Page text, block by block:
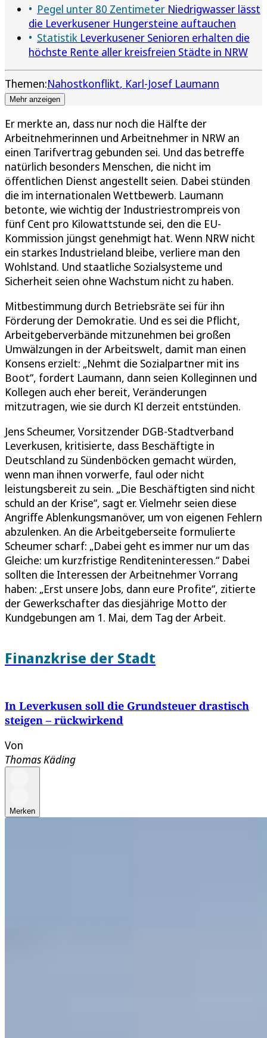
Pegel unter 80 Zentimeter Niedrigwasser lässt
die Leverkusener Hungersteine auftauchen
Statistik Leverkusener Senioren erhalten die
höchste Rente aller kreisfreien Städte in NRW
Themen:Nahostkonflikt Karl-Josef Laumann
Mehr anzeigen
Er merkte an, dass nur noch die Hälfte der
Arbeitnehmerinnen und Arbeitnehmer in NRW an
einen Tarifvertrag gebunden sei. Und das betreffe
natürlich besonders Menschen, die nicht im
öffentlichen Dienst angestellt seien. Dabei stünden
die im internationalen Wettbewerb. Laumann
betonte, wie wichtig der Industriestrompreis von
fünf Cent pro Kilowattstunde sei, den die EU-
Kommission jüngst genehmigt hat. Wenn NRW nicht
ein starkes Industrieland bleibe, verliere man den
Wohlstand. Und staatliche Sozialsysteme und
Sicherheit seien ohne Wachstum nicht zu haben.
Mitbestimmung durch Betriebsräte sei für ihn
Förderung der Demokratie. Und es sei die Pflicht,
Arbeitgeberverbände mitzunehmen bei großen
Umwälzungen in der Arbeitswelt, damit man einen
Konsens erzielt: „Nehmt die Sozialpartner mit ins
Boot“, fordert Laumann, dann seien Kolleginnen und
Kollegen auch eher bereit, Veränderungen
mitzutragen, wie sie durch KI derzeit entstünden.
Jens Scheumer, Vorsitzender DGB-Stadtverband
Leverkusen, kritisierte, dass Beschäftigte in
Deutschland zu Sündenböcken gemacht würden,
wenn man ihnen vorwerfe, faul oder nicht
leistungsbereit zu sein. „Die Beschäftigten sind nicht
schuld an der Krise“, sagt er. Vielmehr seien diese
Angriffe Ablenkungsmanöver, um von eigenen Fehlern
abzulenken. An die Arbeitgeberseite formulierte
Scheumer scharf: „Dabei geht es immer nur um das
Gleiche: um kurzfristige Renditeninteressen.“ Dabei
sollten die Interessen der Arbeitnehmer Vorrang
haben: „Erst unsere Jobs, dann eure Profite“, zitierte
der Gewerkschafter das diesjährige Motto der
Kundgebungen am 1. Mai, dem Tag der Arbeit.
Finanzkrise der Stadt
In Leverkusen soll die Grundsteuer drastisch
steigen – rückwirkend
Von
Thomas Käding
Merken